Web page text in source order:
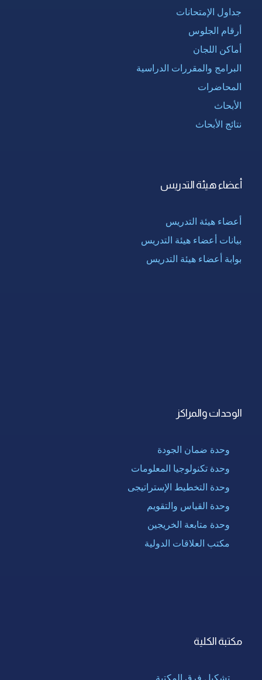
جداول الإمتحانات
أرقام الجلوس
أماكن اللجان
البرامج والمقررات الدراسية
المحاضرات
الأبحاث
نتائج الأبحاث
أعضاء هيئة التدريس
أعضاء هيئة التدريس
بيانات أعضاء هيئة التدريس
بوابة أعضاء هيئة التدريس
الوحدات والمراكز
وحدة ضمان الجودة
وحدة تكنولوجيا المعلومات
وحدة التخطيط الإستراتيجى
وحدة القياس والتقويم
وحدة متابعة الخريجين
مكتب العلاقات الدولية
مكتبة الكلية